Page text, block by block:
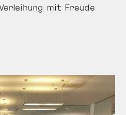
mit Freude